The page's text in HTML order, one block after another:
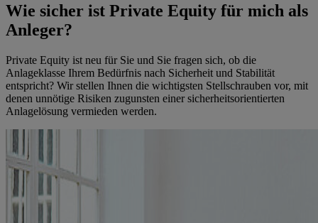
Wie sicher ist Private Equity für mich als
Anleger?
Private Equity ist neu für Sie und Sie fragen sich, ob die
Anlageklasse Ihrem Bedürfnis nach Sicherheit und Stabilität
entspricht? Wir stellen Ihnen die wichtigsten Stellschrauben vor, mit
denen unnötige Risiken zugunsten einer sicherheitsorientierten
Anlagelösung vermieden werden.